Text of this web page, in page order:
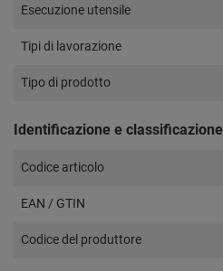
Esecuzione utensile
Tipi di lavorazione
Tipo di prodotto
Identificazione e classificazione
Codice articolo
EAN / GTIN
Codice del produttore